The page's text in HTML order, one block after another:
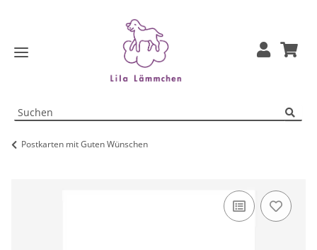
Postkarten mit Guten Wünschen